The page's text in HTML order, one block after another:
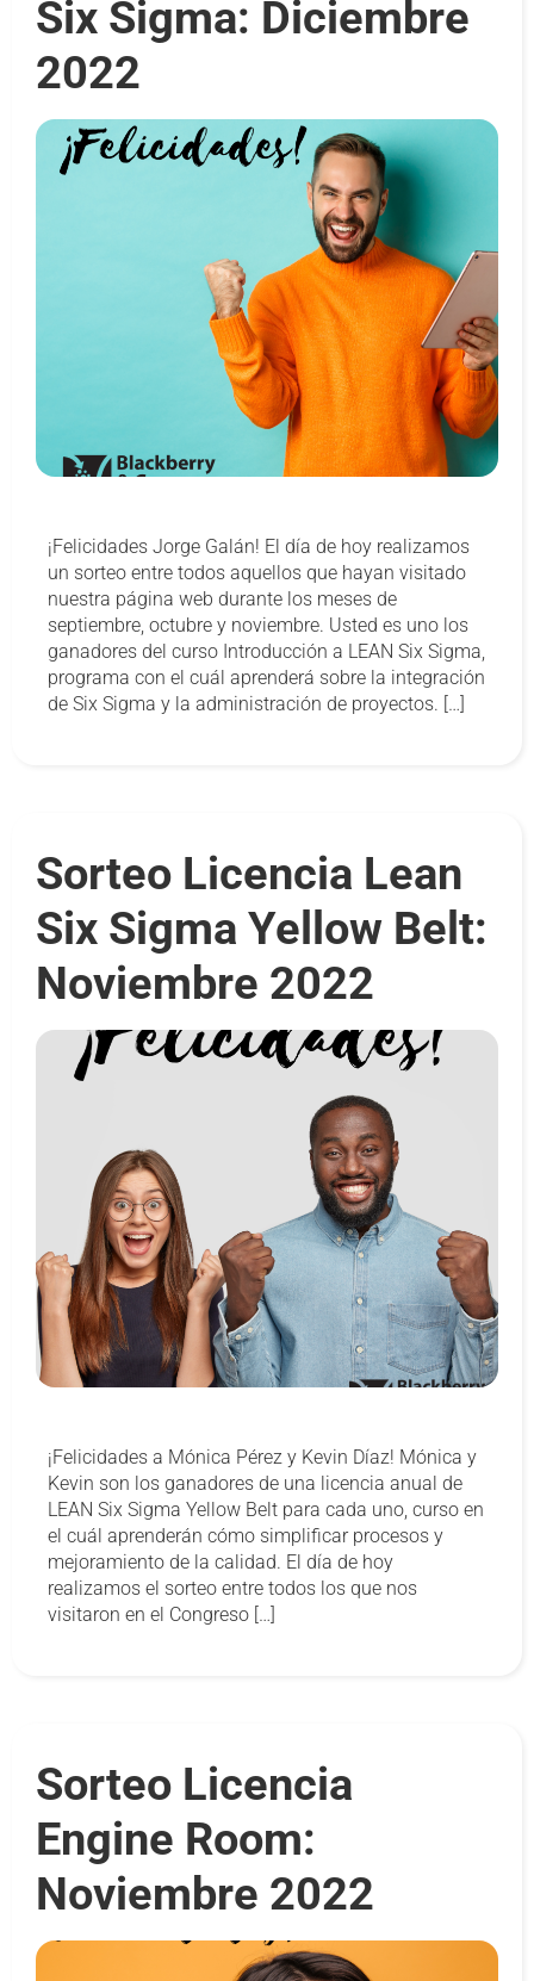
Six Sigma: Diciembre
2022
¡Felicidades Jorge Galán! El día de hoy realizamos
un sorteo entre todos aquellos que hayan visitado
nuestra página web durante los meses de
septiembre, octubre y noviembre. Usted es uno los
ganadores del curso Introducción a LEAN Six Sigma,
programa con el cuál aprenderá sobre la integración
de Six Sigma y la administración de proyectos. […]
Sorteo Licencia Lean
Six Sigma Yellow Belt:
Noviembre 2022
¡Felicidades a Mónica Pérez y Kevin Díaz! Mónica y
Kevin son los ganadores de una licencia anual de
LEAN Six Sigma Yellow Belt para cada uno, curso en
el cuál aprenderán cómo simplificar procesos y
mejoramiento de la calidad. El día de hoy
realizamos el sorteo entre todos los que nos
visitaron en el Congreso […]
Sorteo Licencia
Engine Room:
Noviembre 2022